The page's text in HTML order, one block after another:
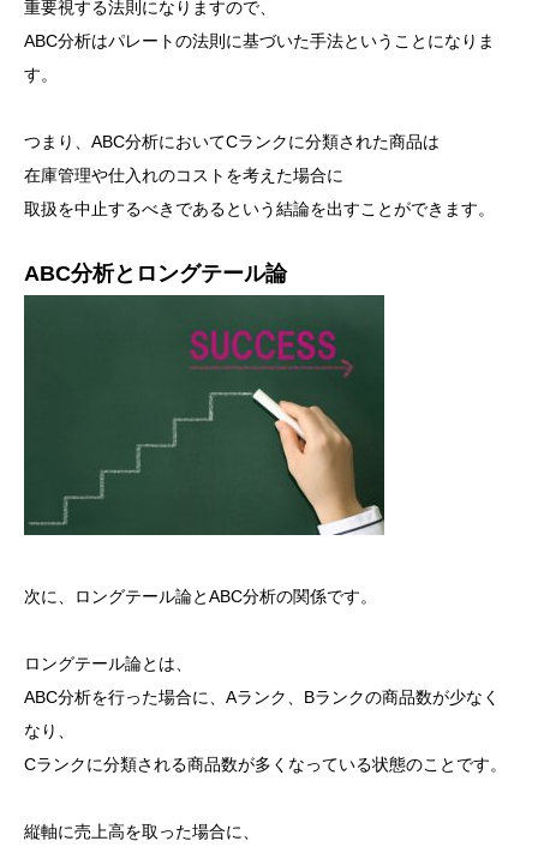
重要視する法則になりますので、
ABC分析はパレートの法則に基づいた手法ということになりま
す。
つまり、ABC分析においてCランクに分類された商品は
在庫管理や仕入れのコストを考えた場合に
取扱を中止するべきであるという結論を出すことができます。
ABC分析とロングテール論
次に、ロングテール論とABC分析の関係です。
ロングテール論とは、
ABC分析を行った場合に、Aランク、Bランクの商品数が少なく
なり、
Cランクに分類される商品数が多くなっている状態のことです。
縦軸に売上高を取った場合に、